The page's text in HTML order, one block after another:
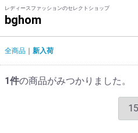
レディースファッションのセレクトショップ
bghom
全商品 新入荷
1件の商品がみつかりました。